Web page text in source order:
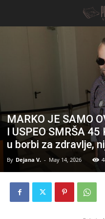
MARKO JE SAMO
I USPEO SMRŠA
u borbi za zdravlje,
By Dejana V. - May 14, 2026